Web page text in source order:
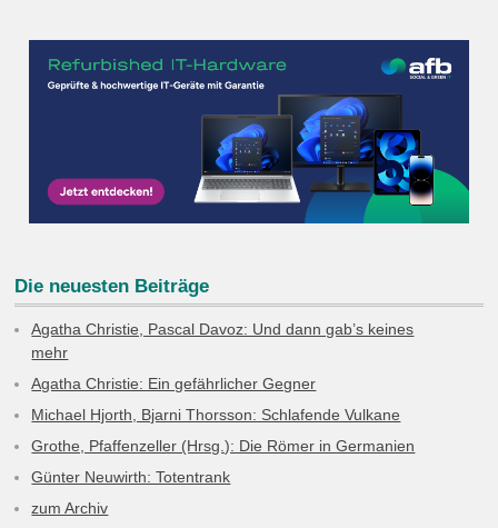
Die neuesten Beiträge
Agatha Christie, Pascal Davoz: Und dann gab’s keines
mehr
Agatha Christie: Ein gefährlicher Gegner
Michael Hjorth, Bjarni Thorsson: Schlafende Vulkane
Grothe, Pfaffenzeller (Hrsg.): Die Römer in Germanien
Günter Neuwirth: Totentrank
zum Archiv